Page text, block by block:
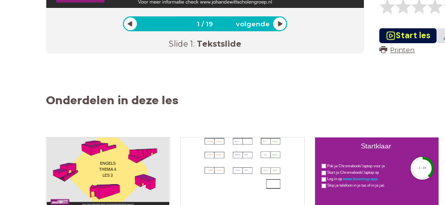
1 /19 volgende
Slide 1: Tekstslide
Start les
Printen
Onderdelen in deze les
ENGELS
THEMA 4
LES 3
Startklaar
Pak je Chromebook/ laptop voor je
Start je Chromebook/ laptop op
Log in op www.lessonup.app
Stop je telefoon in je tas of in je jas
timer
2:30